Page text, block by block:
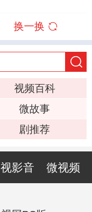
换一换
视频百科
微故事
剧推荐
影音 微视频